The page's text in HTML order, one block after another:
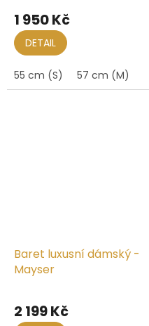
1 950 Kč
DETAIL
55 cm (S) 57 cm (M)
Baret luxusní dámský -
Mayser
2 199 Kč